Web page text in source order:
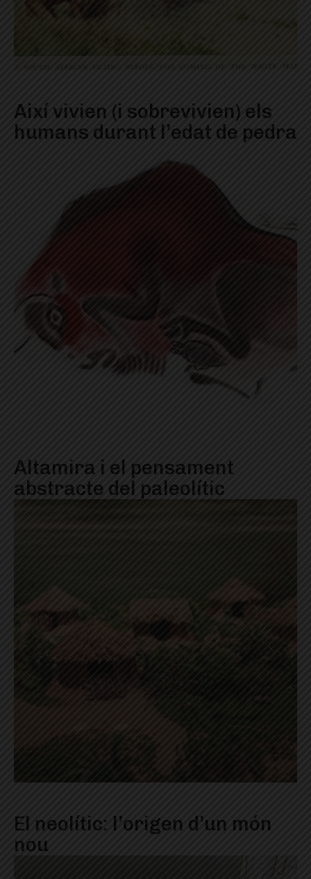
Així vivien (i sobrevivien) els
humans durant l’edat de pedra
Altamira i el pensament
abstracte del paleolític
El neolític: l’origen d’un món
nou